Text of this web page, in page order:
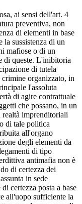
ai sensi dell'art. 4
preventiva, non
di elementi in base
sussistenza di un
mafiose o di un
di queste. L'inibitoria
di tutela
organizzato, in
l'assoluta
di agire contrattuale
che possano, in un
realtà imprenditoriali
di tale politica
all'organo
degli elementi da
di tipo
antimafia non è
di certezza dei
in sede
certezza posta a base
all'uopo sufficiente la